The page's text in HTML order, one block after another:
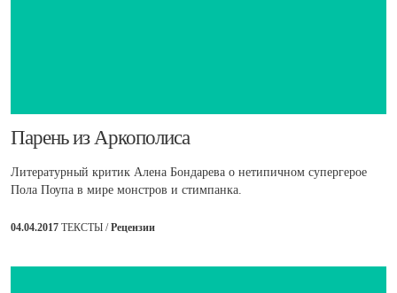
​Парень из Аркополиса
Литературный критик Алена Бондарева о нетипичном супергерое
Пола Поупа в мире монстров и стимпанка.
04.04.2017 ТЕКСТЫ /Рецензии